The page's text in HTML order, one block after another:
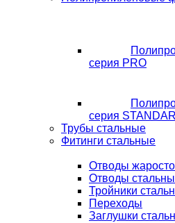
серия PRO
серия
Трубы стальные
Фитинги стальные
Отводы
Отводы
Тройники
Переходы
Заглушки